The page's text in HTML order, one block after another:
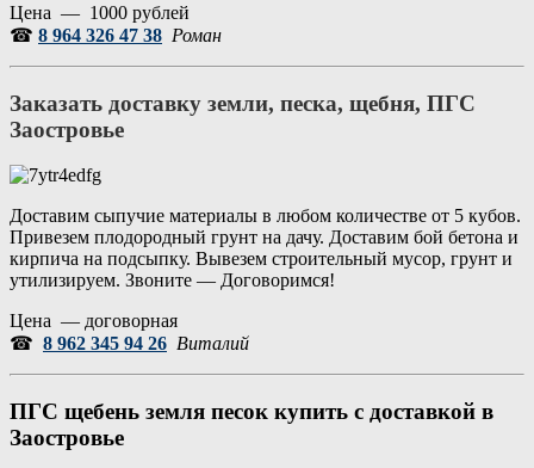
Цена — 1000 рублей
☎ 8 964 326 47 38 Роман
Заказать доставку земли, песка, щебня, ПГС
Заостровье
Доставим сыпучие материалы в любом количестве от 5 кубов.
Привезем плодородный грунт на дачу. Доставим бой бетона и
кирпича на подсыпку. Вывезем строительный мусор, грунт и
утилизируем. Звоните — Договоримся!
Цена — договорная
☎ 8 962 345 94 26 Виталий
ПГС щебень земля песок купить с доставкой в
Заостровье